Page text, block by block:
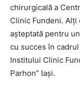
chirurgicală a
Clinic Fundeni.
aşteptată pentru
cu succes în
Institului Clinic
Parhon” Iaşi.